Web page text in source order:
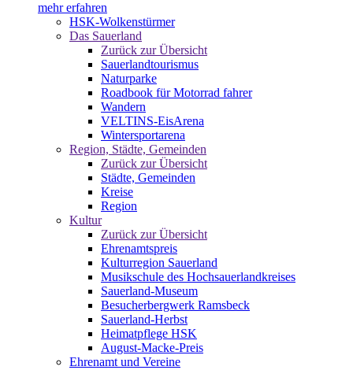
mehr erfahren
HSK-Wolkenstürmer
Das Sauerland
Zurück zur Übersicht
Sauerlandtourismus
Naturparke
Roadbook für Motorrad fahrer
Wandern
VELTINS-EisArena
Wintersportarena
Region, Städte, Gemeinden
Zurück zur Übersicht
Städte, Gemeinden
Kreise
Region
Kultur
Zurück zur Übersicht
Ehrenamtspreis
Kulturregion Sauerland
Musikschule des Hochsauerlandkreises
Sauerland-Museum
Besucherbergwerk Ramsbeck
Sauerland-Herbst
Heimatpflege HSK
August-Macke-Preis
Ehrenamt und Vereine